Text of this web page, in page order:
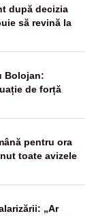
după decizia
să revină la
Bolojan:
de forță
pentru ora
toate avizele
„Ar